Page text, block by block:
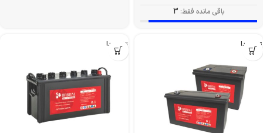
باقی مانده فقط: 3
تمام شد! تمام شد!